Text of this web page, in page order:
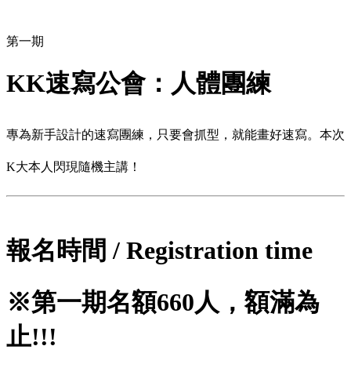
第一期
KK速寫公會：人體團練
專為新手設計的速寫團練，只要會抓型，就能畫好速寫。本次
K大本人閃現隨機主講！
報名時間 / Registration time
※第一期名額660人，額滿為
止!!!